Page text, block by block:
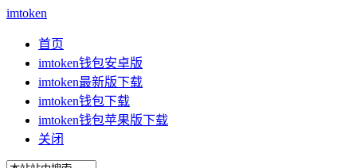
imtoken
首页
imtoken钱包安卓版
imtoken最新版下载
imtoken钱包下载
imtoken钱包苹果版下载
关闭